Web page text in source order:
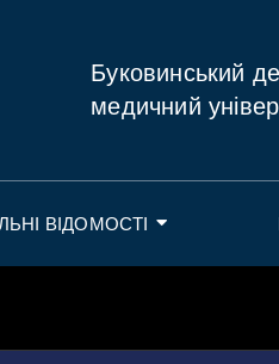
Буковинський
медичний
ВІДОМОСТІ